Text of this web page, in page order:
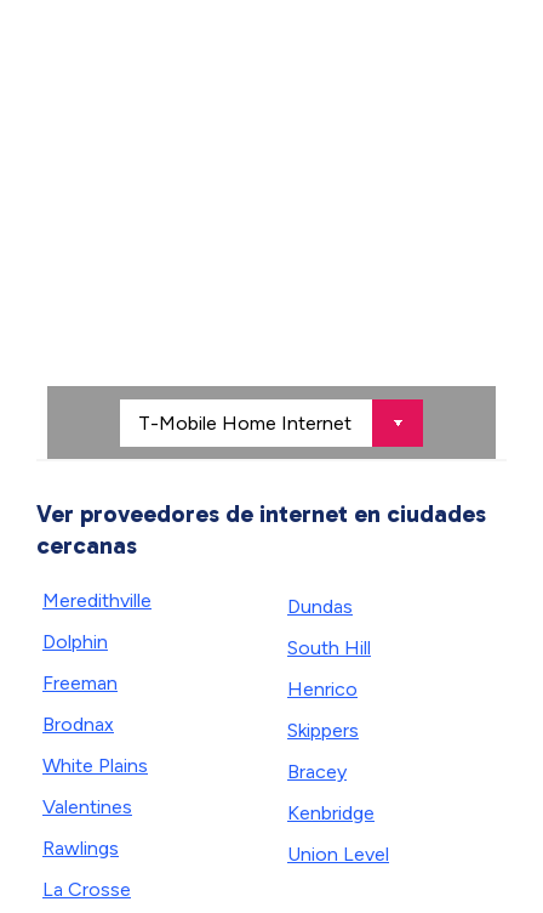
Ver proveedores de internet en ciudades
cercanas
Meredithville
Dolphin
Freeman
Brodnax
White Plains
Valentines
Rawlings
La Crosse
Dundas
South Hill
Henrico
Skippers
Bracey
Kenbridge
Union Level